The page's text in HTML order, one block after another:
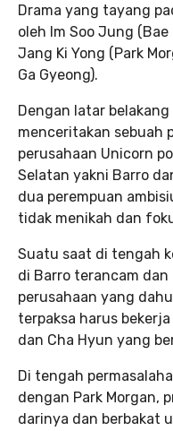
Drama yang tayang
oleh Im Soo Jung (Bae
Jang Ki Yong (Park
Ga Gyeong).
Dengan latar
menceritakan sebuah
perusahaan Unicorn
Selatan yakni Barro
dua perempuan
tidak menikah dan
Suatu saat di tengah
di Barro terancam dan
perusahaan yang
terpaksa harus
dan Cha Hyun yang
Di tengah
dengan Park Morgan,
darinya dan berbakat